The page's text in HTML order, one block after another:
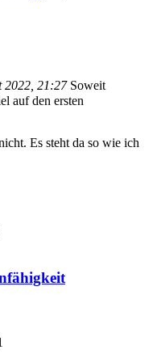
2022, 21:27Soweit
auf den ersten
Es steht da so wie ich